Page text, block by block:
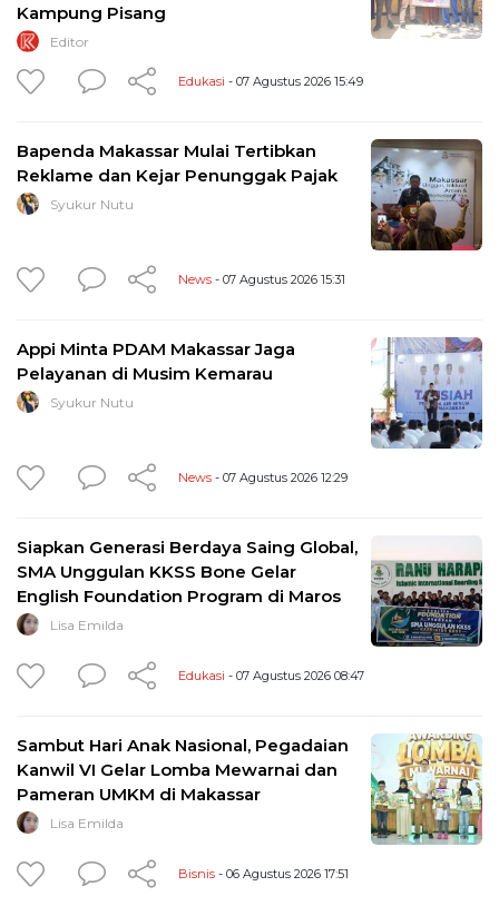
Kampung Pisang
Editor
Edukasi - 07 Agustus 2026 15:49
Bapenda Makassar Mulai Tertibkan
Reklame dan Kejar Penunggak Pajak
Syukur Nutu
News - 07 Agustus 2026 15:31
Appi Minta PDAM Makassar Jaga
Pelayanan di Musim Kemarau
Syukur Nutu
News - 07 Agustus 2026 12:29
Siapkan Generasi Berdaya Saing Global,
SMA Unggulan KKSS Bone Gelar
English Foundation Program di Maros
Lisa Emilda
Edukasi - 07 Agustus 2026 08:47
Sambut Hari Anak Nasional, Pegadaian
Kanwil VI Gelar Lomba Mewarnai dan
Pameran UMKM di Makassar
Lisa Emilda
Bisnis - 06 Agustus 2026 17:51